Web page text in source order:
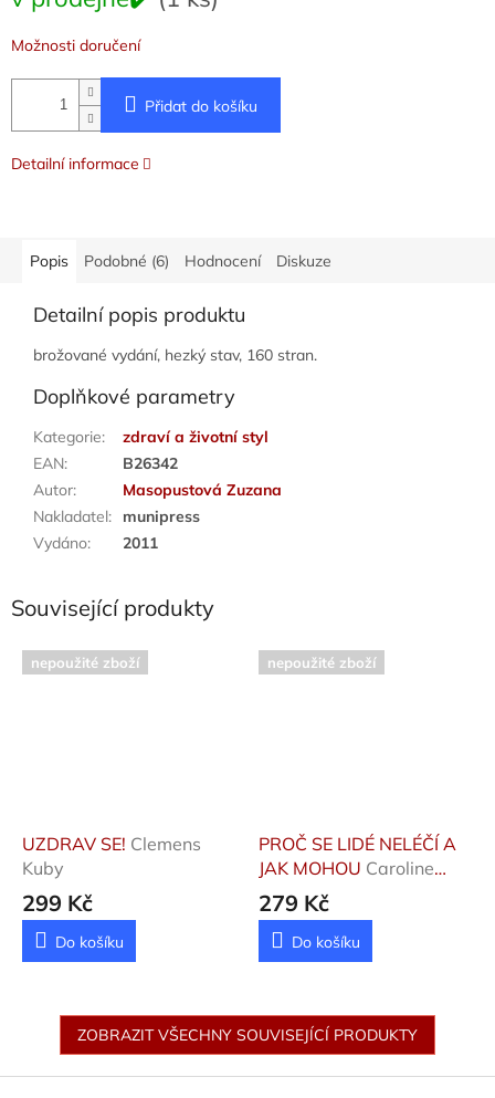
Možnosti doručení
Přidat do košíku
Detailní informace
Popis Podobné (6) Hodnocení Diskuze
Detailní popis produktu
brožované vydání, hezký stav, 160 stran.
Doplňkové parametry
Kategorie:
zdraví a životní styl
EAN:
B26342
Autor:
Masopustová Zuzana
Nakladatel:
munipress
Vydáno: 2011
Související produkty
nepoužité zboží
UZDRAV SE! Clemens
Kuby
299 Kč
Do košíku
nepoužité zboží
PROČ SE LIDÉ NELÉČÍ A
JAK MOHOU Caroline
Myssová
279 Kč
Do košíku
ZOBRAZIT VŠECHNY SOUVISEJÍCÍ PRODUKTY